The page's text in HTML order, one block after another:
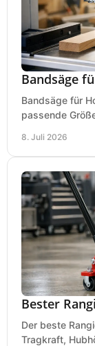
Bandsäge
Bandsäge für
passende
8. Juli 2026
Bester
Der beste
Tragkraft,